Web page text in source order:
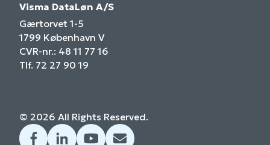
Visma DataLøn A/S
Gærtorvet 1-5
1799 København V
CVR-nr.: 48 11 77 16
Tlf. 72 27 90 19
© 2026 All Rights Reserved.